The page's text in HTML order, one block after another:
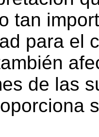
tan
para el
de las